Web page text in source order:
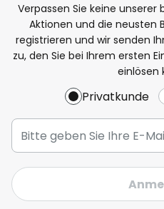
Verpassen Sie keine
Aktionen und die neusten
registrieren und wir senden
zu, den Sie bei Ihrem ersten
einlösen
Privatkunde